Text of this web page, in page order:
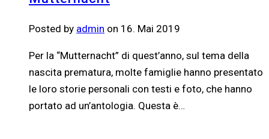
Posted by admin on 16. Mai 2019
Per la “Mutternacht” di quest’anno, sul tema della
nascita prematura, molte famiglie hanno presentato
le loro storie personali con testi e foto, che hanno
portato ad un’antologia. Questa è…